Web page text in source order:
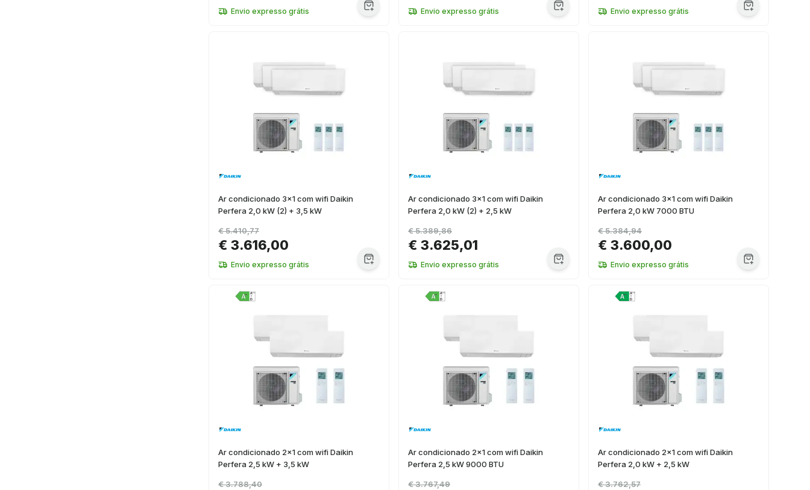
Envio expresso grátis Envio expresso grátis Envio expresso grátis
Ar condicionado 3x1 com wifi Daikin
Perfera 2,0 kW (2) + 3,5 kW
€ 3.616,00
€ 5.410,77
Envio expresso grátis
Ar condicionado 3x1 com wifi Daikin
Perfera 2,0 kW (2) + 2,5 kW
€ 3.625,01
€ 5.389,86
Envio expresso grátis
Ar condicionado 3x1 com wifi Daikin
Perfera 2,0 kW 7000 BTU
€ 3.600,00
€ 5.384,94
Envio expresso grátis
Ar condicionado 2x1 com wifi Daikin
Perfera 2,5 kW + 3,5 kW
€ 3.788,40
Ar condicionado 2x1 com wifi Daikin
Perfera 2,5 kW 9000 BTU
€ 3.767,49
Ar condicionado 2x1 com wifi Daikin
Perfera 2,0 kW + 2,5 kW
€ 3.762,57